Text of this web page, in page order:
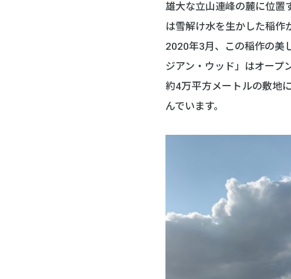
雄大な立山連峰の麓に位置
は雪解け水を生かした稲作
2020年3月、この稲作の美
ジアン・ウッド」はオープ
約4万平方メートルの敷地
んでいます。